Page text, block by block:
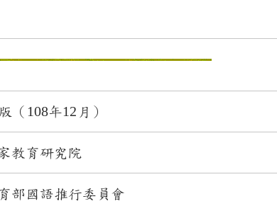
（108年12月）
育研究院
國語推行委員會